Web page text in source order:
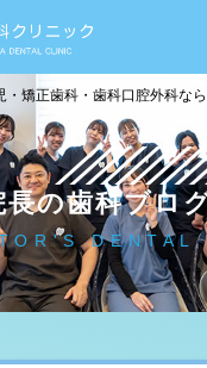
矯正歯科・歯科口腔外科なら
長の歯科ブロ
DENTAL